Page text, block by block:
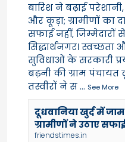
बारिश ने बढ़ाई
और कूड़ा; ग्रामीणों का
सफाई नहीं, जिम्मेदारों
सिद्धार्थनगर।
सुविधाओं के सरकारी
बढ़नी की ग्राम
तस्वीरों ने स... See More
दूधवानिया खुर्द में
ग्रामीणों ने उठाए
friendstimes.in